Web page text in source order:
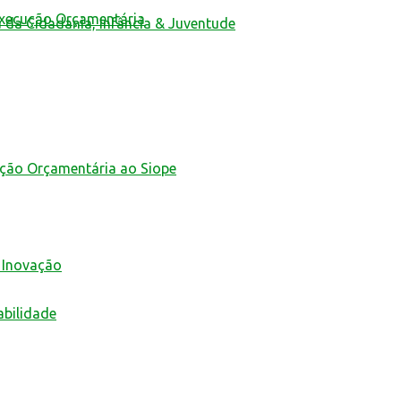
Orçamentária
Cidadania, Infância & Juventude
Orçamentária ao Siope